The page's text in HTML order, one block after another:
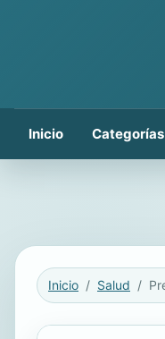
Inicio Categorías
Inicio Salud